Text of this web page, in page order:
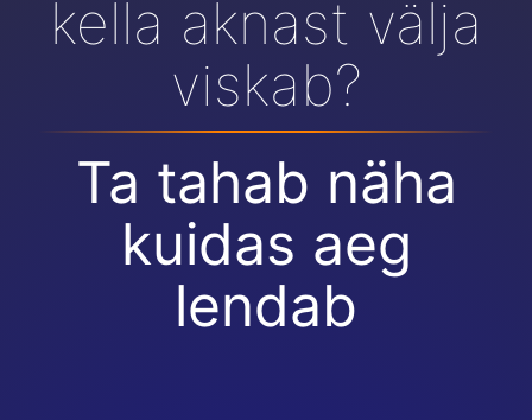
kella aknast välja
viskab?
Ta tahab näha
kuidas aeg
lendab